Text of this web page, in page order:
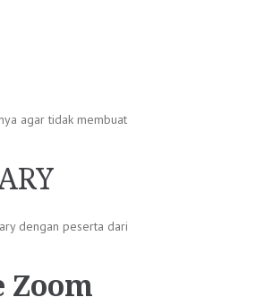
agar tidak membuat
dengan peserta dari